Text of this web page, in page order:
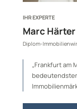
IHR EXPERTE
Marc Härter
Diplom-
„Frankfurt am